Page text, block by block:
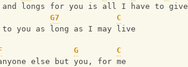
longs for you is all I have to give
G7
C
to you as long as I may live
G
C
else but you, for me